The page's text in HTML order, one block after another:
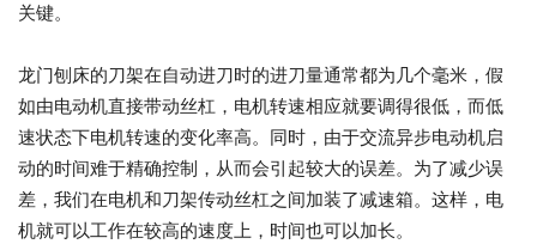
关键。
龙门刨床的刀架在自动进刀时的进刀量通常都为几个毫米，假
如由电动机直接带动丝杠，电机转速相应就要调得很低，而低
速状态下电机转速的变化率高。同时，由于交流异步电动机启
动的时间难于精确控制，从而会引起较大的误差。为了减少误
差，我们在电机和刀架传动丝杠之间加装了减速箱。这样，电
机就可以工作在较高的速度上，时间也可以加长。